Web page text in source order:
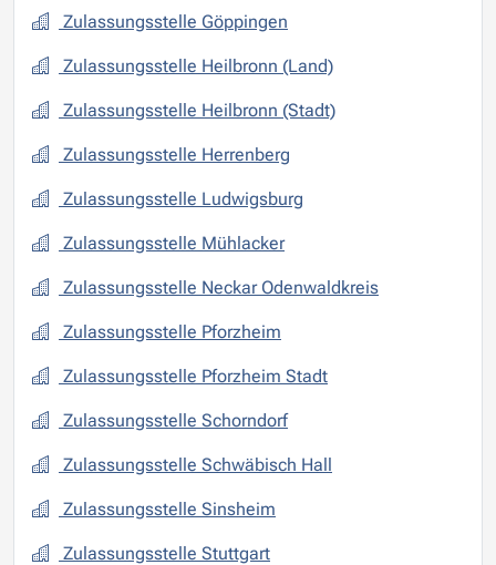
Zulassungsstelle Göppingen
Zulassungsstelle Heilbronn (Land)
Zulassungsstelle Heilbronn (Stadt)
Zulassungsstelle Herrenberg
Zulassungsstelle Ludwigsburg
Zulassungsstelle Mühlacker
Zulassungsstelle Neckar Odenwaldkreis
Zulassungsstelle Pforzheim
Zulassungsstelle Pforzheim Stadt
Zulassungsstelle Schorndorf
Zulassungsstelle Schwäbisch Hall
Zulassungsstelle Sinsheim
Zulassungsstelle Stuttgart